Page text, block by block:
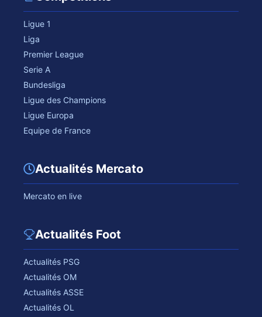
Ligue 1
Liga
Premier League
Serie A
Bundesliga
Ligue des Champions
Ligue Europa
Equipe de France
Actualités Mercato
Mercato en live
Actualités Foot
Actualités PSG
Actualités OM
Actualités ASSE
Actualités OL